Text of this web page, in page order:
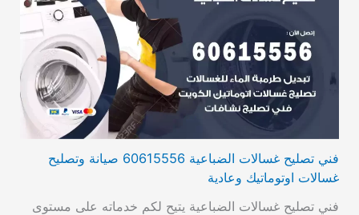
فني تصليح غسالات الضباعية 60615556 صيانة وتصليح
غسالات اوتوماتيك وعادية
فني تصليح غسالات الضباعية يتيح لكم خدماته على مستوى